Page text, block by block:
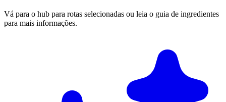
Vá para o hub para rotas selecionadas ou leia o guia de ingredientes
para mais informações.